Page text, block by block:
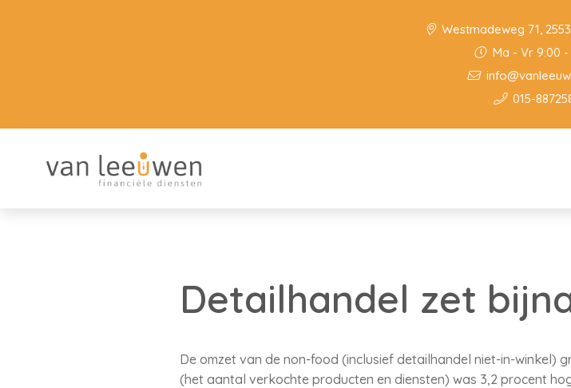
Westmadeweg 71,
Ma - Vr 9:00 -
015-
Detailhandel zet
De omzet van de non-food (inclusief detailhandel niet-in-winkel)
(het aantal verkochte producten en diensten) was 3,2 procent